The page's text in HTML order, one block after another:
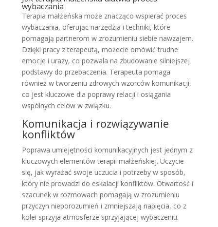
wybaczania
Terapia małżeńska może znacząco wspierać proces
wybaczania, oferując narzędzia i techniki, które
pomagają partnerom w zrozumieniu siebie nawzajem.
Dzięki pracy z terapeutą, możecie omówić trudne
emocje i urazy, co pozwala na zbudowanie silniejszej
podstawy do przebaczenia. Terapeuta pomaga
również w tworzeniu zdrowych wzorców komunikacji,
co jest kluczowe dla poprawy relacji i osiągania
wspólnych celów w związku.
Komunikacja i rozwiązywanie
konfliktów
Poprawa umiejętności komunikacyjnych jest jednym z
kluczowych elementów terapii małżeńskiej. Uczycie
się, jak wyrażać swoje uczucia i potrzeby w sposób,
który nie prowadzi do eskalacji konfliktów. Otwartość i
szacunek w rozmowach pomagają w zrozumieniu
przyczyn nieporozumień i zmniejszają napięcia, co z
kolei sprzyja atmosferze sprzyjającej wybaczeniu.